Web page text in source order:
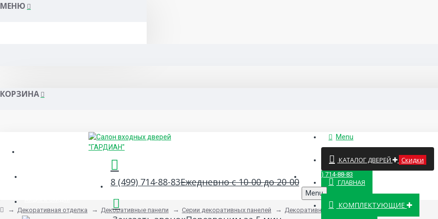
МЕНЮ
КОРЗИНА
8 (499) 714-88-83Ежедневно с 10-00 до 20-00
Menu
КАТАЛОГ ДВЕРЕЙ Скидки
ГЛАВНАЯ
КОМПЛЕКТУЮЩИЕ
8 (499) 714-88-83
Menu
Декоративная отделка Декоративные панели Серии декоративных панелей Декоративные панели серии «Модуль»